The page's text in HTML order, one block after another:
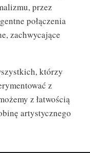
przez
połączenia
zachwycające
którzy
z
z łatwością
artystycznego